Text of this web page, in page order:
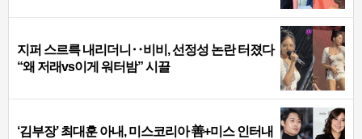
지퍼 스르륵 내리더니‥비비, 선정성 논란 터졌다
“왜 저래vs이게 워터밤” 시끌
‘김부장’ 최대훈 아내, 미스코리아 善+미스 인터내